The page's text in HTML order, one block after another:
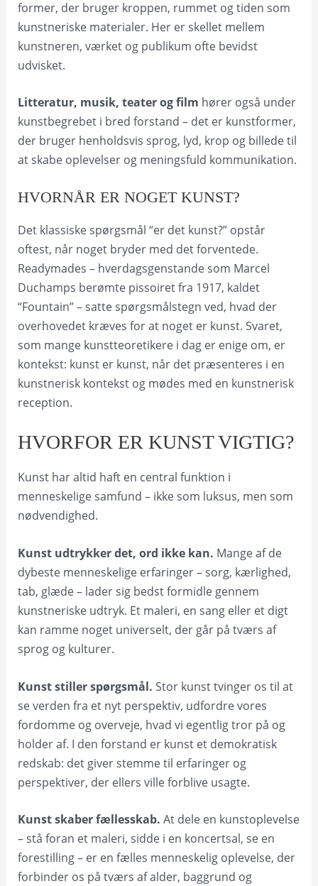
former, der bruger kroppen, rummet og tiden som
kunstneriske materialer. Her er skellet mellem
kunstneren, værket og publikum ofte bevidst
udvisket.
Litteratur, musik, teater og film hører også under
kunstbegrebet i bred forstand – det er kunstformer,
der bruger henholdsvis sprog, lyd, krop og billede til
at skabe oplevelser og meningsfuld kommunikation.
HVORNÅR ER NOGET KUNST?
Det klassiske spørgsmål “er det kunst?” opstår
oftest, når noget bryder med det forventede.
Readymades – hverdagsgenstande som Marcel
Duchamps berømte pissoiret fra 1917, kaldet
“Fountain” – satte spørgsmålstegn ved, hvad der
overhovedet kræves for at noget er kunst. Svaret,
som mange kunstteoretikere i dag er enige om, er
kontekst: kunst er kunst, når det præsenteres i en
kunstnerisk kontekst og mødes med en kunstnerisk
reception.
HVORFOR ER KUNST VIGTIG?
Kunst har altid haft en central funktion i
menneskelige samfund – ikke som luksus, men som
nødvendighed.
Kunst udtrykker det, ord ikke kan. Mange af de
dybeste menneskelige erfaringer – sorg, kærlighed,
tab, glæde – lader sig bedst formidle gennem
kunstneriske udtryk. Et maleri, en sang eller et digt
kan ramme noget universelt, der går på tværs af
sprog og kulturer.
Kunst stiller spørgsmål. Stor kunst tvinger os til at
se verden fra et nyt perspektiv, udfordre vores
fordomme og overveje, hvad vi egentlig tror på og
holder af. I den forstand er kunst et demokratisk
redskab: det giver stemme til erfaringer og
perspektiver, der ellers ville forblive usagte.
Kunst skaber fællesskab. At dele en kunstoplevelse
– stå foran et maleri, sidde i en koncertsal, se en
forestilling – er en fælles menneskelig oplevelse, der
forbinder os på tværs af alder, baggrund og